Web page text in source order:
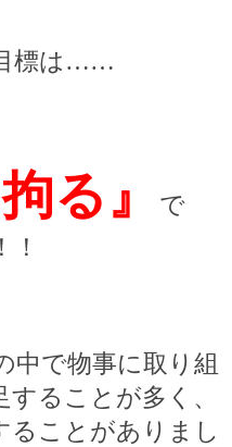
標は ……
る』
で
！
中で物事に取り組
ることが多く、
ることがありまし